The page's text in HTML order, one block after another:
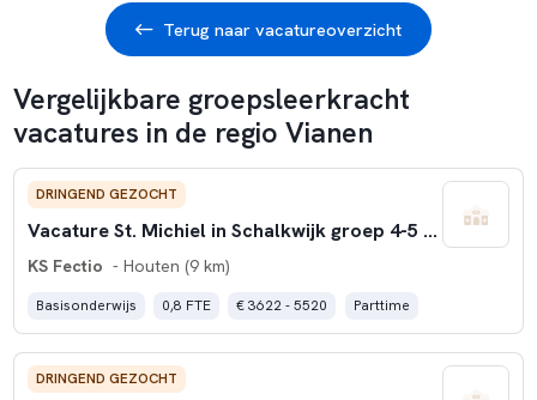
Terug naar vacatureoverzicht
Vergelijkbare groepsleerkracht
vacatures in de regio Vianen
DRINGEND GEZOCHT
Vacature St. Michiel in Schalkwijk groep 4-5 WTF 0.8)
KS Fectio - Houten (9 km)
Basisonderwijs 0,8 FTE € 3622 - 5520 Parttime
DRINGEND GEZOCHT